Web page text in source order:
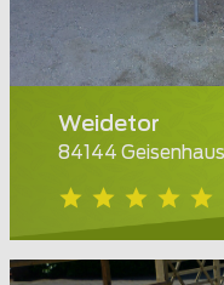
Weidetor
84144